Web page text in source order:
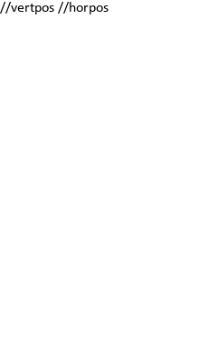
//vertpos //horpos